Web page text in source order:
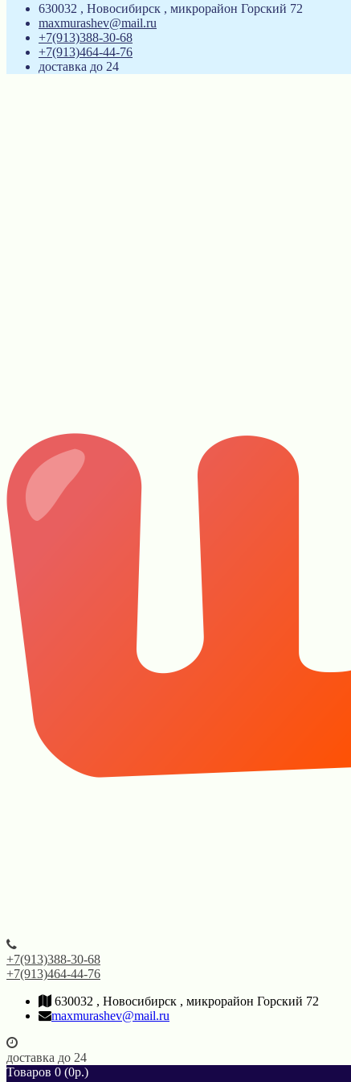
630032 , Новосибирск , микрорайон Горский 72
maxmurashev@mail.ru
+7(913)388-30-68
+7(913)464-44-76
доставка до 24
+7(913)388-30-68
+7(913)464-44-76
630032 , Новосибирск , микрорайон Горский 72
maxmurashev@mail.ru
доставка до 24
Товаров 0 (0р.)